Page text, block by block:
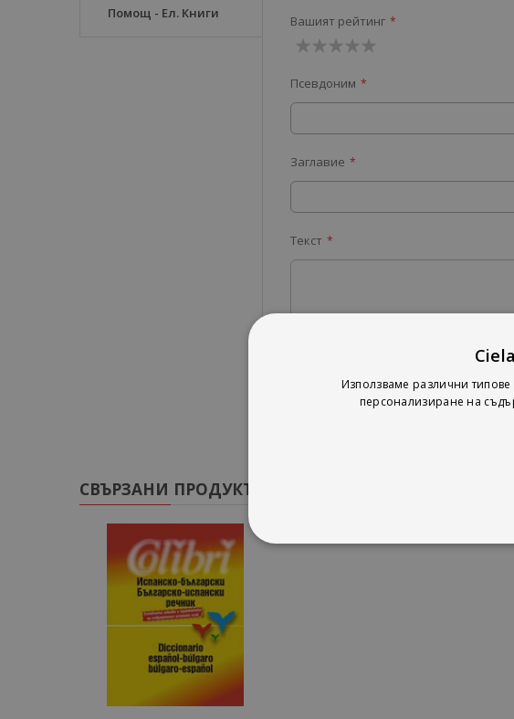
Помощ - Ел. Книги Вашият рейтинг
звезда
звезди
звезди
звезди
звезди
Псевдоним
Заглавие
Текст
Изпрати
СВЪРЗАНИ ПРОДУКТИ
Използваме различни
персонализиране на